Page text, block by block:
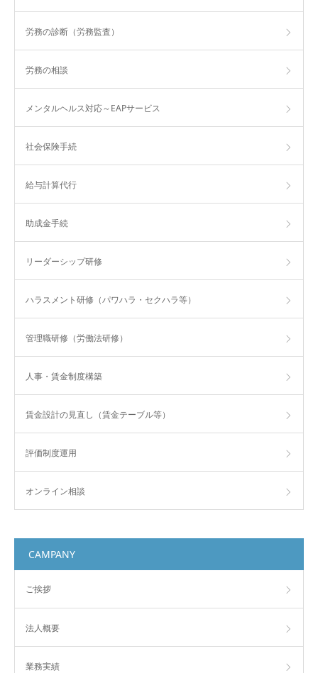
労務の診断（労務監査）
労務の相談
メンタルヘルス対応～EAPサービス
社会保険手続
給与計算代行
助成金手続
リーダーシップ研修
ハラスメント研修（パワハラ・セクハラ等）
管理職研修（労働法研修）
人事・賃金制度構築
賃金設計の見直し（賃金テーブル等）
評価制度運用
オンライン相談
CAMPANY
ご挨拶
法人概要
業務実績